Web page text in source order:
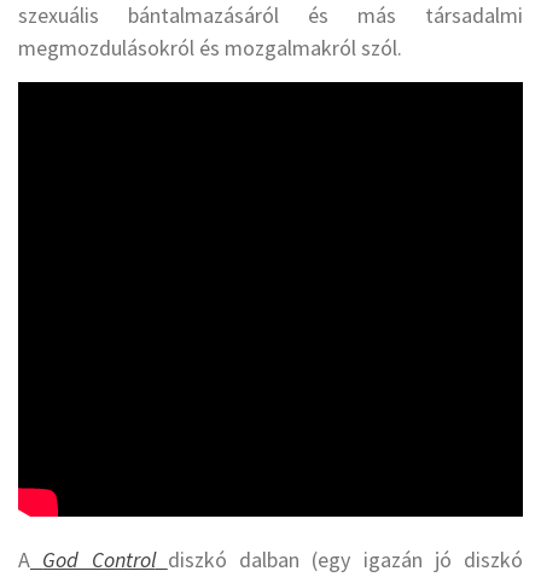
szexuális bántalmazásáról és más társadalmi
megmozdulásokról és mozgalmakról szól.
A God Control diszkó dalban (egy igazán jó diszkó